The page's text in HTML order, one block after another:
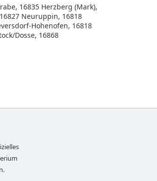
16835 Herzberg (Mark),
Neuruppin, 16818
Hohenofen, 16818
Dosse, 16868